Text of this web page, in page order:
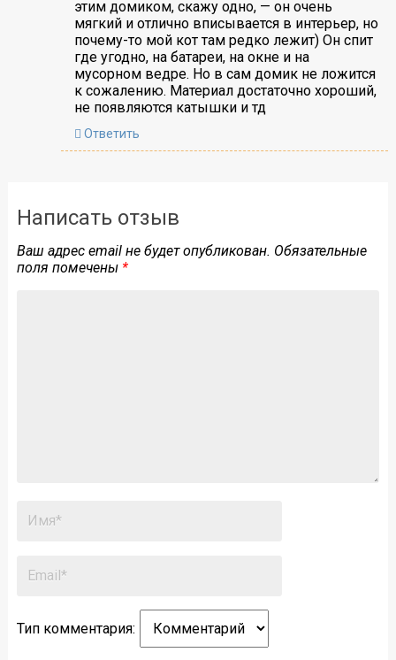
этим домиком, скажу одно, — он очень
мягкий и отлично вписывается в интерьер, но
почему-то мой кот там редко лежит) Он спит
где угодно, на батареи, на окне и на
мусорном ведре. Но в сам домик не ложится
к сожалению. Материал достаточно хороший,
не появляются катышки и тд
Ответить
Написать отзыв
Ваш адрес email не будет опубликован. Обязательные
поля помечены *
Тип комментария: